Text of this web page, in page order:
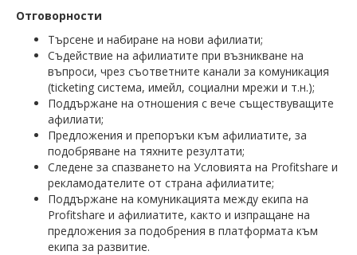
Отговорности
Търсене и набиране на нови афилиати;
Съдействие на афилиатите при възникване на
въпроси, чрез съответните канали за комуникация
(ticketing система, имейл, социални мрежи и т.н.);
Поддържане на отношения с вече съществуващите
афилиати;
Предложения и препоръки към афилиатите, за
подобряване на тяхните резултати;
Следене за спазването на Условията на Profitshare и
рекламодателите от страна афилиатите;
Поддържане на комуникацията между екипа на
Profitshare и афилиатите, както и изпращане на
предложения за подобрения в платформата към
екипа за развитие.